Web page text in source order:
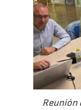
Reunión